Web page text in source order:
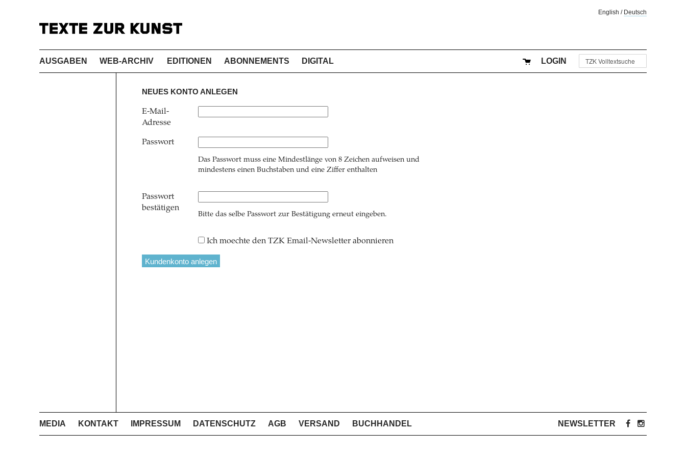
English / Deutsch
AUSGABEN WEB-ARCHIV EDITIONEN ABONNEMENTS DIGITAL LOGIN
NEUES KONTO ANLEGEN
E-Mail-
Adresse
Passwort
Das Passwort muss eine Mindestlänge von 8 Zeichen aufweisen und
mindestens einen Buchstaben und eine Ziffer enthalten
Passwort
bestätigen
Bitte das selbe Passwort zur Bestätigung erneut eingeben.
Ich moechte den TZK Email-Newsletter abonnieren
MEDIA KONTAKT IMPRESSUM DATENSCHUTZ AGB VERSAND BUCHHANDEL NEWSLETTER